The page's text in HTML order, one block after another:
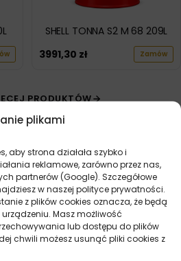
plikami
aby strona działała szybko i
reklamowe, zarówno przez nas,
partnerów (Google). Szczegółowe
w naszej polityce prywatności.
z plików cookies oznacza, że będą
Masz możliwość
lub dostępu do plików
chwili możesz usunąć pliki cookies z
SHELL TONNA S2 M 68 209L
3991,30 zł Zamów
PRODUKTÓW